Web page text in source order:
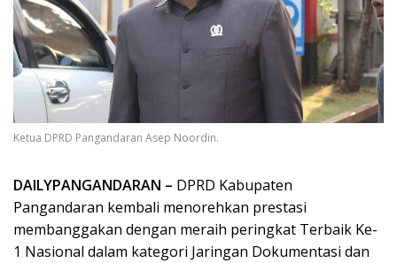
Ketua DPRD Pangandaran Asep Noordin.
DAILYPANGANDARAN – DPRD Kabupaten
Pangandaran kembali menorehkan prestasi
membanggakan dengan meraih peringkat Terbaik Ke-
1 Nasional dalam kategori Jaringan Dokumentasi dan